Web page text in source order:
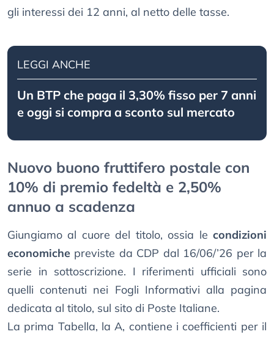
gli interessi dei 12 anni, al netto delle tasse.
LEGGI ANCHE
Un BTP che paga il 3,30% fisso per 7 anni
e oggi si compra a sconto sul mercato
Nuovo buono fruttifero postale con
10% di premio fedeltà e 2,50%
annuo a scadenza
Giungiamo al cuore del titolo, ossia le condizioni
economiche previste da CDP dal 16/06/’26 per la
serie in sottoscrizione. I riferimenti ufficiali sono
quelli contenuti nei Fogli Informativi alla pagina
dedicata al titolo, sul sito di Poste Italiane.
La prima Tabella, la A, contiene i coefficienti per il